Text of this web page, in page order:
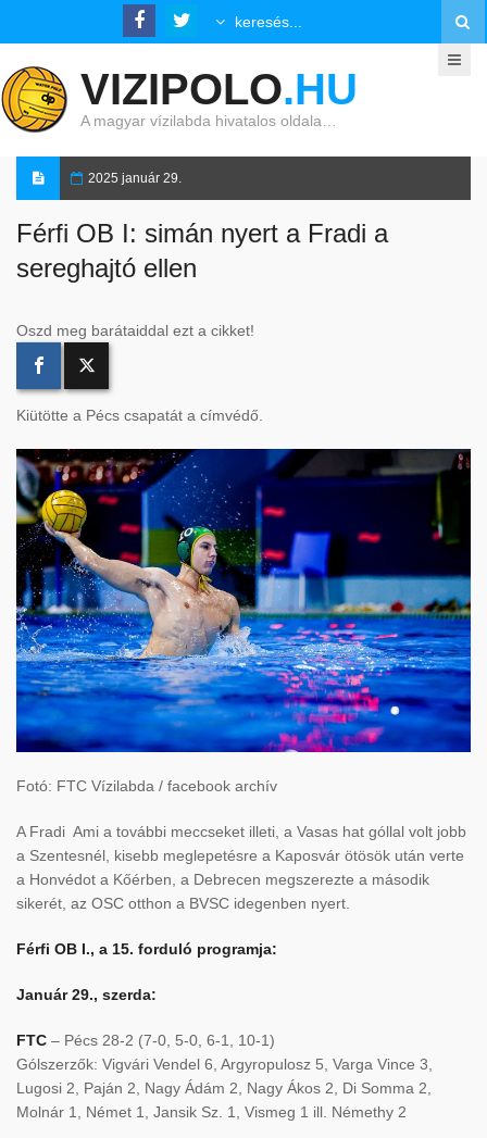
VIZIPOLO.HU
A magyar vízilabda hivatalos oldala…
2025 január 29.
Férfi OB I: simán nyert a Fradi a
sereghajtó ellen
Oszd meg barátaiddal ezt a cikket!
Kiütötte a Pécs csapatát a címvédő.
Fotó: FTC Vízilabda / facebook archív
A Fradi Ami a további meccseket illeti, a Vasas hat góllal volt jobb
a Szentesnél, kisebb meglepetésre a Kaposvár ötösök után verte
a Honvédot a Kőérben, a Debrecen megszerezte a második
sikerét, az OSC otthon a BVSC idegenben nyert.
Férfi OB I., a 15. forduló programja:
Január 29., szerda:
FTC – Pécs 28-2 (7-0, 5-0, 6-1, 10-1)
Gólszerzők: Vigvári Vendel 6, Argyropulosz 5, Varga Vince 3,
Lugosi 2, Paján 2, Nagy Ádám 2, Nagy Ákos 2, Di Somma 2,
Molnár 1, Német 1, Jansik Sz. 1, Vismeg 1 ill. Némethy 2